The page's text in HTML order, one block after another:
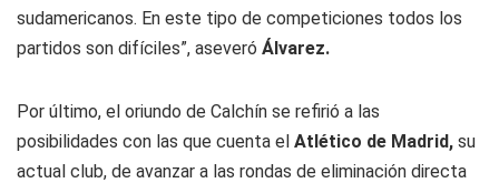
sudamericanos. En este tipo de competiciones todos los
partidos son difíciles”, aseveró Álvarez.
Por último, el oriundo de Calchín se refirió a las
posibilidades con las que cuenta el Atlético de Madrid, su
actual club, de avanzar a las rondas de eliminación directa